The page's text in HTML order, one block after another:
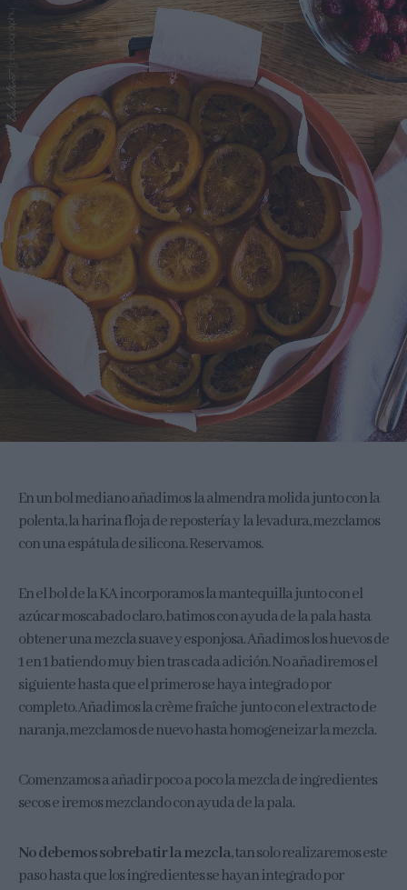
En un bol mediano añadimos la almendra molida junto con la
polenta, la harina floja de repostería y la levadura, mezclamos
con una espátula de silicona. Reservamos.
En el bol de la KA incorporamos la mantequilla junto con el
azúcar moscabado claro, batimos con ayuda de la pala hasta
obtener una mezcla suave y esponjosa. Añadimos los huevos de
1 en 1 batiendo muy bien tras cada adición. No añadiremos el
siguiente hasta que el primero se haya integrado por
completo. Añadimos la crème fraîche junto con el extracto de
naranja, mezclamos de nuevo hasta homogeneizar la mezcla.
Comenzamos a añadir poco a poco la mezcla de ingredientes
secos e iremos mezclando con ayuda de la pala.
No debemos sobrebatir la mezcla, tan solo realizaremos este
paso hasta que los ingredientes se hayan integrado por